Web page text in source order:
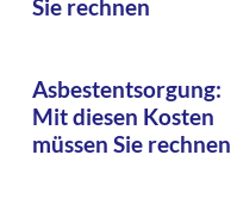
Sie rechnen
Asbestentsorgung:
Mit diesen Kosten
müssen Sie rechnen